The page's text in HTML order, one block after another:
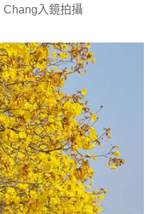
Chang入鏡拍攝